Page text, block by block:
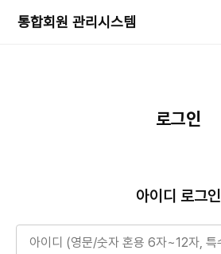
통합회원 관리시스템
로그인
아이디 로그인
아이디